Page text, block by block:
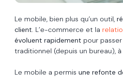
Le mobile, bien plus qu’un outil,
client. L’e-commerce et la
évoluent rapidement pour
traditionnel (depuis un bureau),
Le mobile a permis une refonte